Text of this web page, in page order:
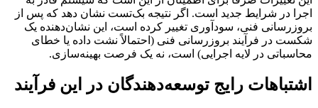
اجرا در شرایط جدید است. اگر نتیجه بک‌تست نشان دهد که پس از
بروزرسانی فنی، سودآوری تغییر کرده است، این نشان‌دهنده یک
شکست در فرآیند بروزرسانی فنی (احتمالاً نشت داده یا خطای
محاسباتی در لایه اجرایی) است، نه یک فرصت بهینه‌سازی.
اشتباهات رایج توسعه‌دهندگان در این فرآیند